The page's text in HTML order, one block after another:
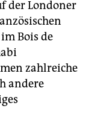
der Londoner
Bois de
zahlreiche
andere